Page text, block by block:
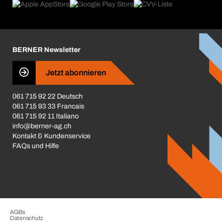
Produktfinder
Was uns antreibt
Business Conduct
BERNER Newsletter
Jetzt abonnieren
061 715 92 22 Deutsch
061 715 93 33 Francais
061 715 92 11 Italiano
info@berner-ag.ch
Kontakt & Kundenservice
FAQs und Hilfe
AGBs
Datenschutz